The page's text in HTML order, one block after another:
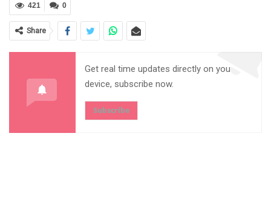
0
421
Share
Get real time updates directly on you
device, subscribe now.
Subscribe